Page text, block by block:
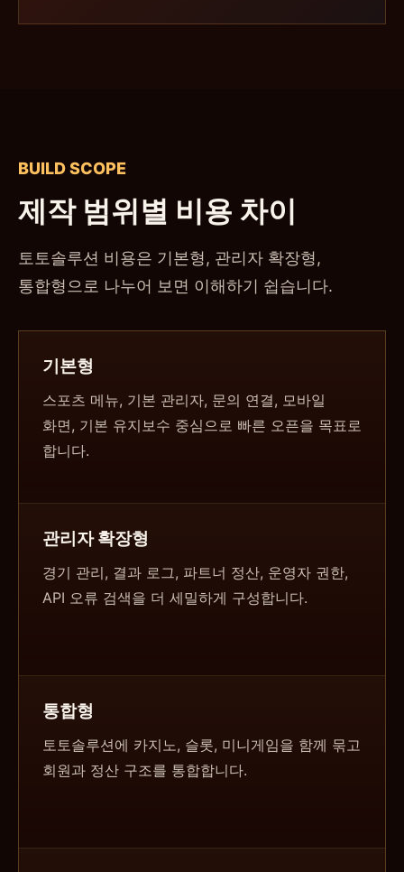
BUILD SCOPE
제작 범위별 비용 차이
토토솔루션 비용은 기본형, 관리자 확장형,
통합형으로 나누어 보면 이해하기 쉽습니다.
기본형
스포츠 메뉴, 기본 관리자, 문의 연결, 모바일
화면, 기본 유지보수 중심으로 빠른 오픈을 목표로
합니다.
관리자 확장형
경기 관리, 결과 로그, 파트너 정산, 운영자 권한,
API 오류 검색을 더 세밀하게 구성합니다.
통합형
토토솔루션에 카지노, 슬롯, 미니게임을 함께 묶고
회원과 정산 구조를 통합합니다.